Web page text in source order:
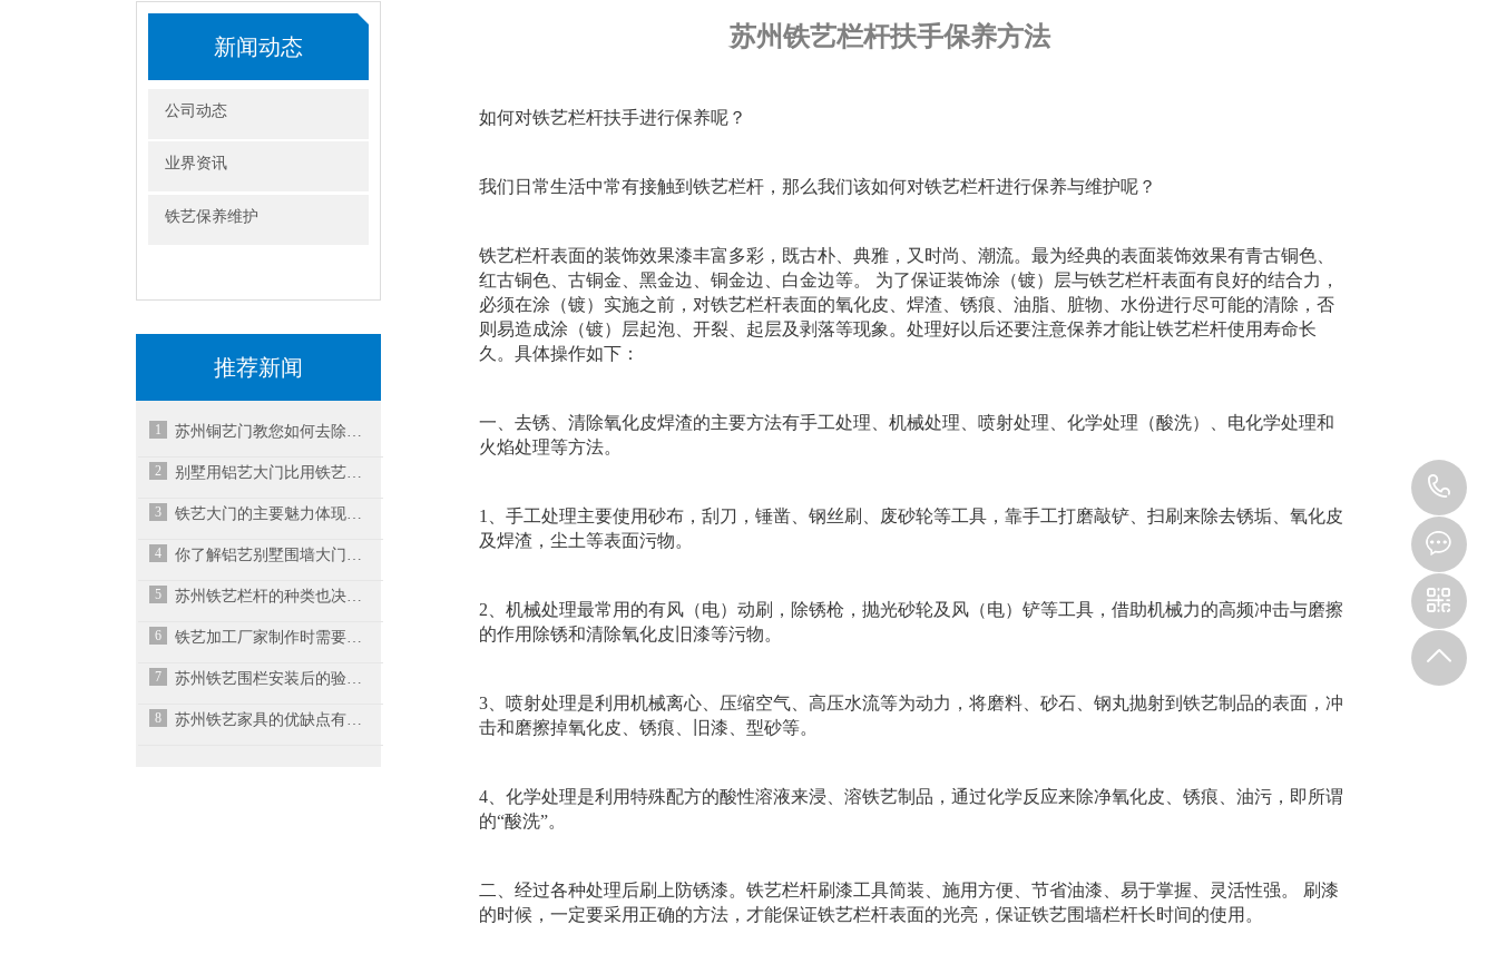
新闻动态
公司动态
业界资讯
铁艺保养维护
推荐新闻
1 苏州铜艺门教您如何去除铜门铜锈
2 别墅用铝艺大门比用铁艺大门好的原因在哪？
3 铁艺大门的主要魅力体现在哪些方面？
4 你了解铝艺别墅围墙大门的挑选指南是怎样的吗？
5 苏州铁艺栏杆的种类也决定了运用领域的不同
6 铁艺加工厂家制作时需要注意
7 苏州铁艺围栏安装后的验收标准
8 苏州铁艺家具的优缺点有哪些？
苏州铁艺栏杆扶手保养方法
如何对铁艺栏杆扶手进行保养呢？
我们日常生活中常有接触到铁艺栏杆，那么我们该如何对铁艺栏杆进行保养与维护呢？
铁艺栏杆表面的装饰效果漆丰富多彩，既古朴、典雅，又时尚、潮流。最为经典的表面装饰效果有青古铜色、
红古铜色、古铜金、黑金边、铜金边、白金边等。 为了保证装饰涂（镀）层与铁艺栏杆表面有良好的结合力，
必须在涂（镀）实施之前，对铁艺栏杆表面的氧化皮、焊渣、锈痕、油脂、脏物、水份进行尽可能的清除，否
则易造成涂（镀）层起泡、开裂、起层及剥落等现象。处理好以后还要注意保养才能让铁艺栏杆使用寿命长
久。具体操作如下：
一、去锈、清除氧化皮焊渣的主要方法有手工处理、机械处理、喷射处理、化学处理（酸洗）、电化学处理和
火焰处理等方法。
1、手工处理主要使用砂布，刮刀，锤凿、钢丝刷、废砂轮等工具，靠手工打磨敲铲、扫刷来除去锈垢、氧化皮
及焊渣，尘土等表面污物。
2、机械处理最常用的有风（电）动刷，除锈枪，抛光砂轮及风（电）铲等工具，借助机械力的高频冲击与磨擦
的作用除锈和清除氧化皮旧漆等污物。
3、喷射处理是利用机械离心、压缩空气、高压水流等为动力，将磨料、砂石、钢丸抛射到铁艺制品的表面，冲
击和磨擦掉氧化皮、锈痕、旧漆、型砂等。
4、化学处理是利用特殊配方的酸性溶液来浸、溶铁艺制品，通过化学反应来除净氧化皮、锈痕、油污，即所谓
的“酸洗”。
二、经过各种处理后刷上防锈漆。铁艺栏杆刷漆工具简装、施用方便、节省油漆、易于掌握、灵活性强。 刷漆
的时候，一定要采用正确的方法，才能保证铁艺栏杆表面的光亮，保证铁艺围墙栏杆长时间的使用。